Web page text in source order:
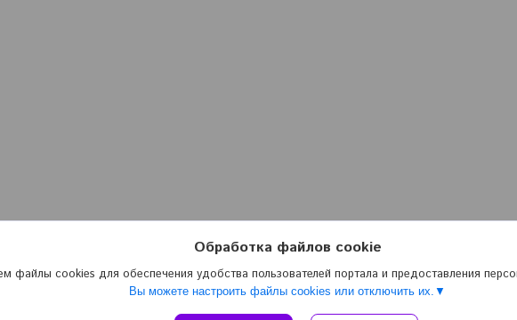
Обработка файлов cookie
файлы cookies для обеспечения удобства пользователей портала и предоставления
Вы можете настроить файлы cookies или отключить их.